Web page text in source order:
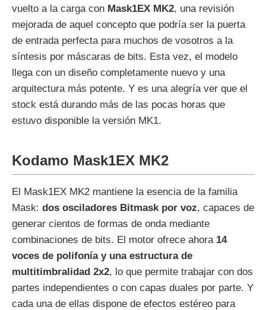
vuelto a la carga con Mask1EX MK2, una revisión
mejorada de aquel concepto que podría ser la puerta
de entrada perfecta para muchos de vosotros a la
síntesis por máscaras de bits. Esta vez, el modelo
llega con un diseño completamente nuevo y una
arquitectura más potente. Y es una alegría ver que el
stock está durando más de las pocas horas que
estuvo disponible la versión MK1.
Kodamo Mask1EX MK2
El Mask1EX MK2 mantiene la esencia de la familia
Mask: dos osciladores Bitmask por voz, capaces de
generar cientos de formas de onda mediante
combinaciones de bits. El motor ofrece ahora 14
voces de polifonía y una estructura de
multitimbralidad 2x2, lo que permite trabajar con dos
partes independientes o con capas duales por parte. Y
cada una de ellas dispone de efectos estéreo para